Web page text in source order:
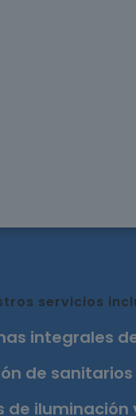
servicios
integrales
de
de iluminación